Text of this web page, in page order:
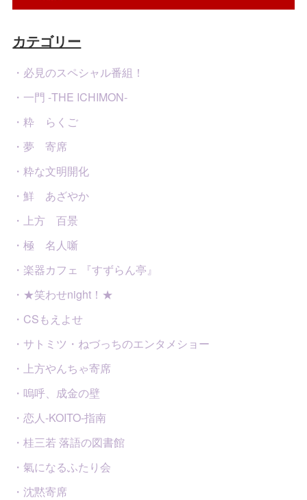
カテゴリー
・必見のスペシャル番組！
・一門 -THE ICHIMON-
・粋 らくご
・夢 寄席
・粋な文明開化
・鮮 あざやか
・上方 百景
・極 名人噺
・楽器カフェ 『すずらん亭』
・★笑わせnight！★
・CSもえよせ
・サトミツ・ねづっちのエンタメショー
・上方やんちゃ寄席
・嗚呼、成金の壁
・恋人-KOITO-指南
・桂三若 落語の図書館
・氣になるふたり会
・沈黙寄席